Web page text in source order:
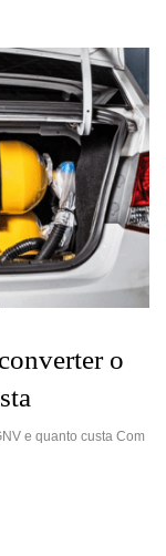
o
e quanto custa Com